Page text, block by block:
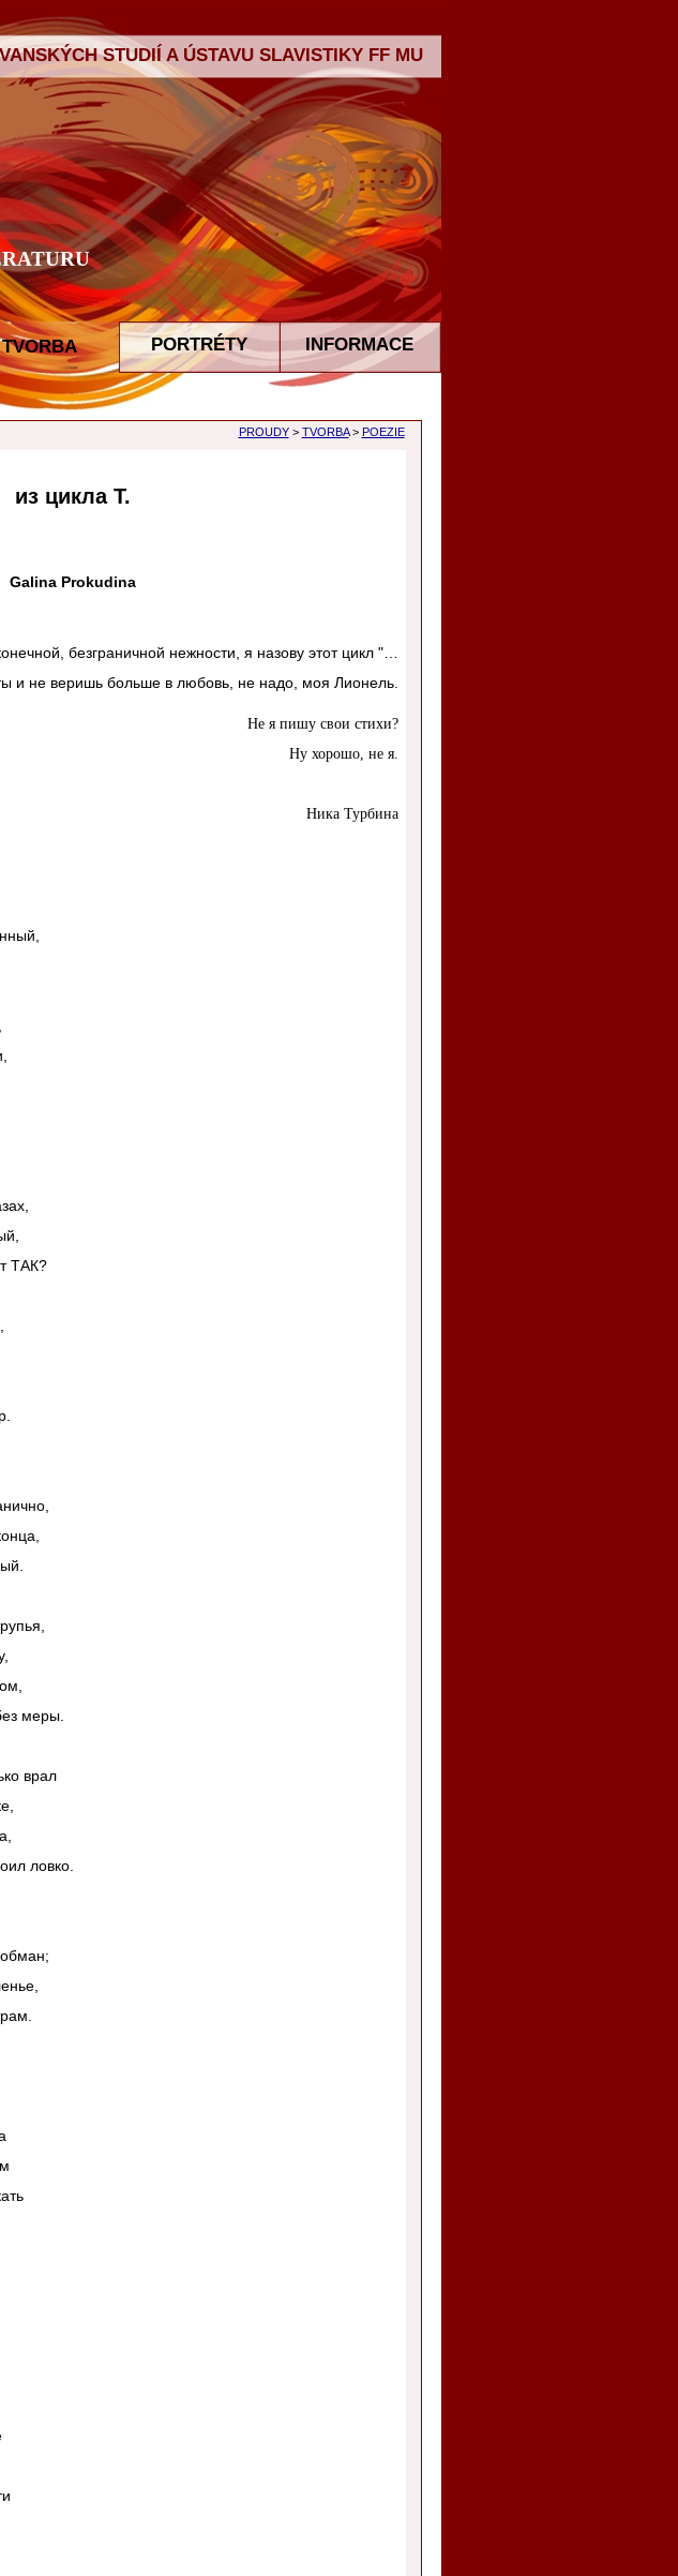
STUDIÍ A ÚSTAVU SLAVISTIKY FF MU
TVORBA PORTRÉTY INFORMACE
PROUDY> TVORBA> POEZIE
из цикла Т.
Galina Prokudina
безграничной нежности, я назову этот цикл "…
и не веришь больше в любовь, не надо, моя Лионель.
Не я пишу свои стихи?
Ну хорошо, не я.
Ника Турбина
ТАК?
меры.
врал
ловко.